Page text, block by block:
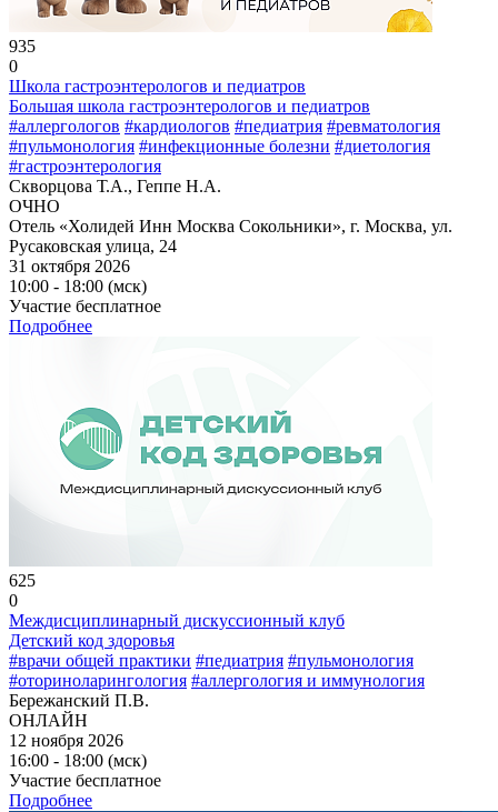
935
0
Школа гастроэнтерологов и педиатров
Большая школа гастроэнтерологов и педиатров
#аллергологов #кардиологов #педиатрия #ревматология
#пульмонология #инфекционные болезни #диетология
#гастроэнтерология
Скворцова Т.А., Геппе Н.А.
ОЧНО
Отель «Холидей Инн Москва Сокольники», г. Москва, ул.
Русаковская улица, 24
31 октября 2026
10:00 - 18:00 (мск)
Участие бесплатное
Подробнее
625
0
Междисциплинарный дискуссионный клуб
Детский код здоровья
#врачи общей практики #педиатрия #пульмонология
#оториноларингология #аллергология и иммунология
Бережанский П.В.
ОНЛАЙН
12 ноября 2026
16:00 - 18:00 (мск)
Участие бесплатное
Подробнее